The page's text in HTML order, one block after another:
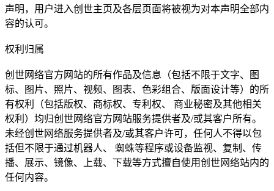
声明，用户进入创世主页及各层页面将被视为对本声明全部内
容的认可。
权利归属
创世网络官方网站的所有作品及信息（包括不限于文字、图
标、图片、照片、视频、图表、色彩组合、版面设计等）的所
有权利（包括版权、商标权、专利权、 商业秘密及其他相关
权利）均归创世网络官方网站服务提供者及/或其客户所有。
未经创世网络服务提供者及/或其客户许可，任何人不得以包
括但不限于通过机器人、 蜘蛛等程序或设备监视、复制、传
播、展示、镜像、上载、下载等方式擅自使用创世网络站内的
任何内容。